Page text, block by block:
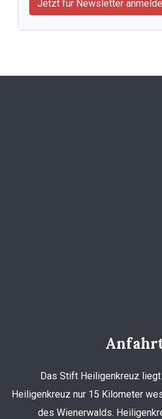
Jetzt für Newsletter
Das Stift Heiligenkreuz liegt
Heiligenkreuz nur 15 Kilometer
des Wienerwalds.